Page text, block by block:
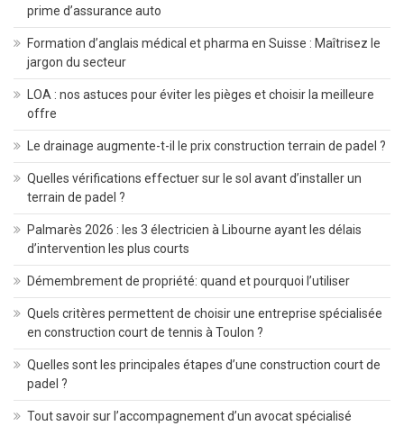
prime d’assurance auto
Formation d’anglais médical et pharma en Suisse : Maîtrisez le
jargon du secteur
LOA : nos astuces pour éviter les pièges et choisir la meilleure
offre
Le drainage augmente-t-il le prix construction terrain de padel ?
Quelles vérifications effectuer sur le sol avant d’installer un
terrain de padel ?
Palmarès 2026 : les 3 électricien à Libourne ayant les délais
d’intervention les plus courts
Démembrement de propriété: quand et pourquoi l’utiliser
Quels critères permettent de choisir une entreprise spécialisée
en construction court de tennis à Toulon ?
Quelles sont les principales étapes d’une construction court de
padel ?
Tout savoir sur l’accompagnement d’un avocat spécialisé